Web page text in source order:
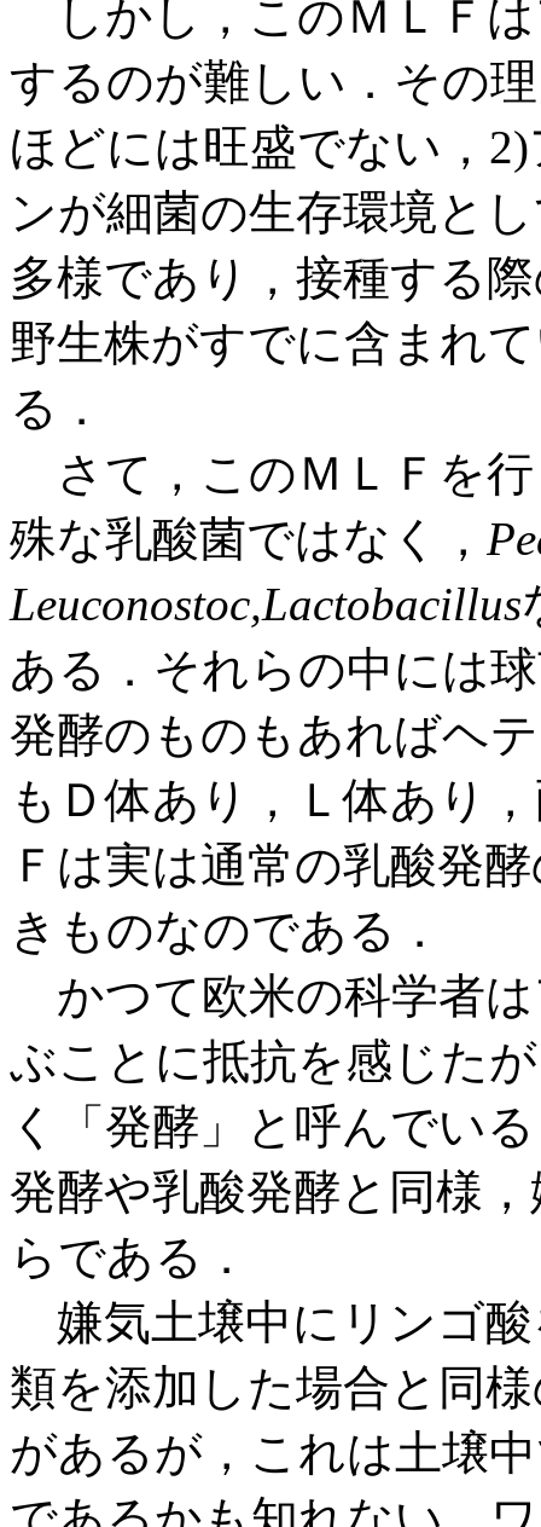
しかし，このＭＬＦ
するのが難しい．その
ほどには旺盛でない，
ンが細菌の生存環境と
多様であり，接種する
野生株がすでに含まれ
る．
さて，このＭＬＦを
殊な乳酸菌ではなく，
Leuconostoc,Lactobacillus
ある．それらの中には
発酵のものもあればヘ
もＤ体あり，Ｌ体あり
Ｆは実は通常の乳酸発
きものなのである．
かつて欧米の科学者
ぶことに抵抗を感じた
く「発酵」と呼んでい
発酵や乳酸発酵と同様
らである．
嫌気土壌中にリンゴ
類を添加した場合と同
があるが，これは土壌